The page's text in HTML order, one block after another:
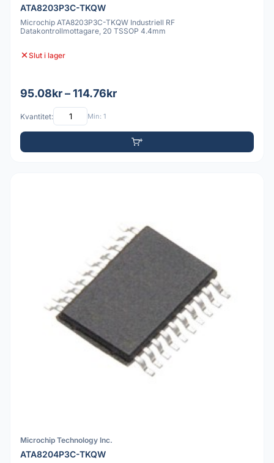
ATA8203P3C-TKQW
Microchip ATA8203P3C-TKQW Industriell RF
Datakontrollmottagare, 20 TSSOP 4.4mm
Slut i lager
95.08kr – 114.76kr
Kvantitet: Min: 1
Microchip Technology Inc.
ATA8204P3C-TKQW